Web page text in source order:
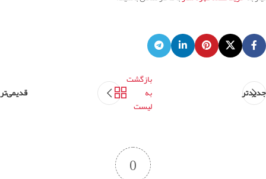
جدیدتر
بازگشت
به
لیست
قدیمی‌تر
0